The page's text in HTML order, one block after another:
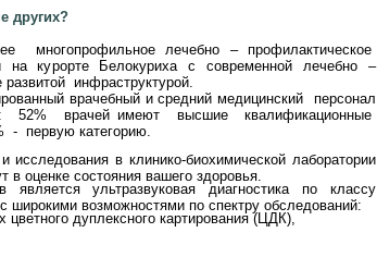
других?
многопрофильное лечебно – профилактическое
курорте Белокуриха с современной лечебно –
развитой инфраструктурой.
врачебный и средний медицинский персонал
52% врачей имеют высшие квалификационные
- первую категорию.
исследования в клинико-биохимической лаборатории
в оценке состояния вашего здоровья.
является ультразвуковая диагностика по классу
широкими возможностями по спектру обследований:
дуплексного картирования (ЦДК),